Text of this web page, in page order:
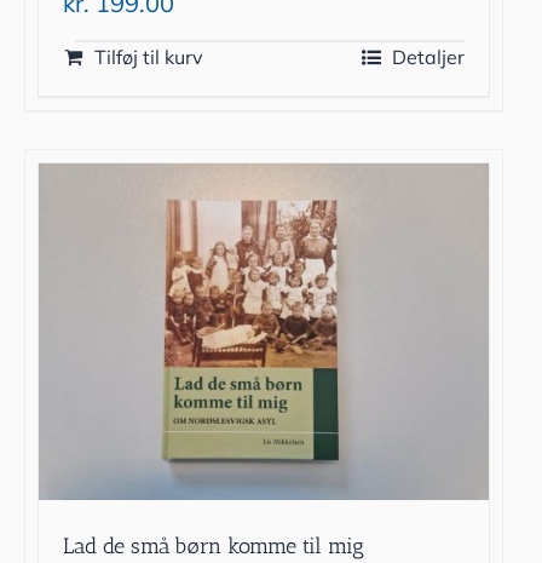
Tilføj til kurv Detaljer
Lad de små børn komme til mig